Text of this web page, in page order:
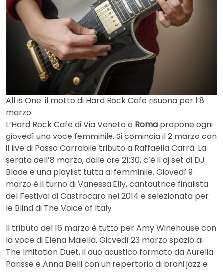
All is One: il motto di Hard Rock Cafe risuona per l’8
marzo
L’Hard Rock Cafe di Via Veneto a Roma propone ogni
giovedì una voce femminile. Si comincia il 2 marzo con
il live di Passo Carrabile tributo a Raffaella Carrà. La
serata dell’8 marzo, dalle ore 21:30, c’è il dj set di DJ
Blade e una playlist tutta al femminile. Giovedì 9
marzo è il turno di Vanessa Elly, cantautrice finalista
del Festival di Castrocaro nel 2014 e selezionata per
le Blind di The Voice of Italy.
Il tributo del 16 marzo è tutto per Amy Winehouse con
la voce di Elena Maiella. Giovedì 23 marzo spazio ai
The Imitation Duet, il duo acustico formato da Aurelia
Parisse e Anna Bielli con un repertorio di brani jazz e